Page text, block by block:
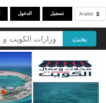
الدخول تسجيل
بحث